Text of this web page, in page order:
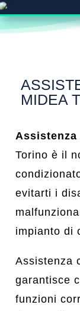
MIDEA
Torino è il
evitarti i
impianto di
Assistenza
garantisce
funzioni